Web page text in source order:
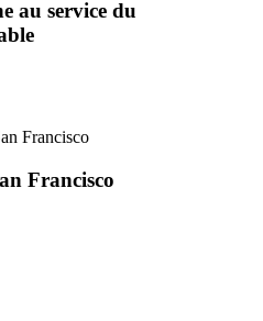
au service du
Francisco
Francisco